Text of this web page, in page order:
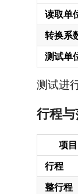
读取单
转换系
测试单
测试进
行程
项目
行程
整行程